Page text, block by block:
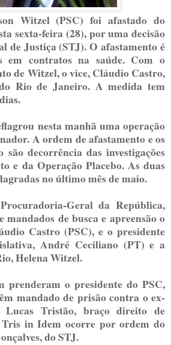
Witzel (PSC) foi afastado do
sexta-feira (28), por uma decisão
de Justiça (STJ). O afastamento é
em contratos na saúde. Com o
de Witzel, o vice, Cláudio Castro,
Rio de Janeiro. A medida tem
nesta manhã uma operação
A ordem de afastamento e os
são decorrência das investigações
e da Operação Placebo. As duas
no último mês de maio.
Geral da República,
mandados de busca e apreensão o
Castro (PSC), e o presidente
André Ceciliano (PT) e a
Helena Witzel.
prenderam o presidente do PSC,
mandado de prisão contra o ex-
Lucas Tristão, braço direito de
in Idem ocorre por ordem do
do STJ.